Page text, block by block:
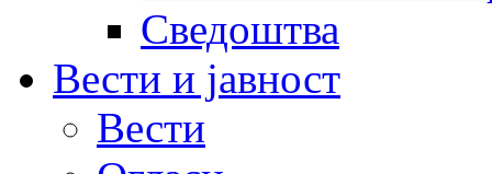
Сведоштва
Вести и јавност
Вести